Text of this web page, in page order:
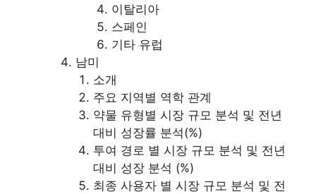
이탈리아
스페인
기타 유럽
남미
소개
주요 지역별 역학 관계
약물 유형별 시장 규모 분석 및 전년
대비 성장률 분석(%)
투여 경로 별 시장 규모 분석 및 전년
대비 성장 분석 (%)
최종 사용자 별 시장 규모 분석 및 전